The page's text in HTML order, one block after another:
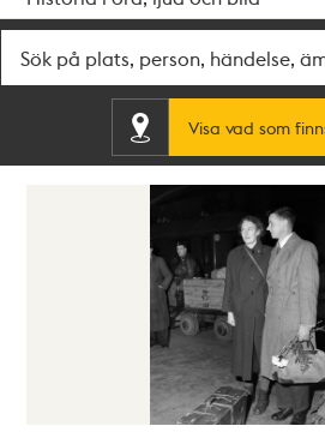
Visa vad som